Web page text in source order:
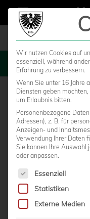
„KICK RACISM
Wir nutzen Cookies auf
essenziell, während
Erfahrung zu verbessern.
Wenn Sie unter 16 Jahre
Diensten geben
um Erlaubnis bitten.
Personenbezogene
Adressen), z. B. für
Anzeigen- und
Verwendung Ihrer Daten
Sie können Ihre Auswahl
oder anpassen.
Es folgt eine Liste
Essenziell
Statistiken
Externe Medien